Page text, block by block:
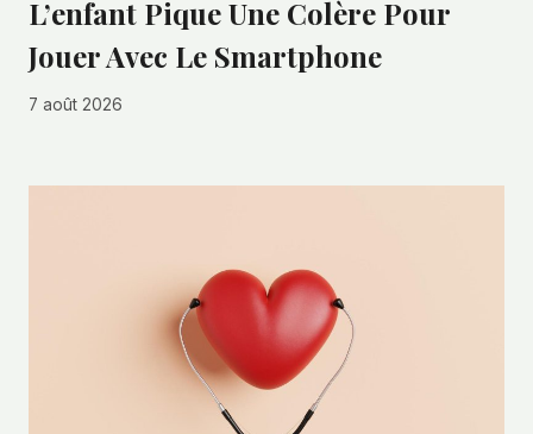
L’enfant Pique Une Colère Pour
Jouer Avec Le Smartphone
7 août 2026